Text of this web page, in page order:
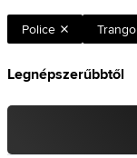
Police Trango